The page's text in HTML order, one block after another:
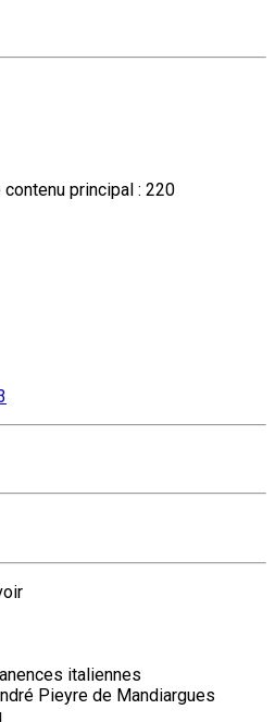
principal : 220
italiennes
Pieyre de Mandiargues